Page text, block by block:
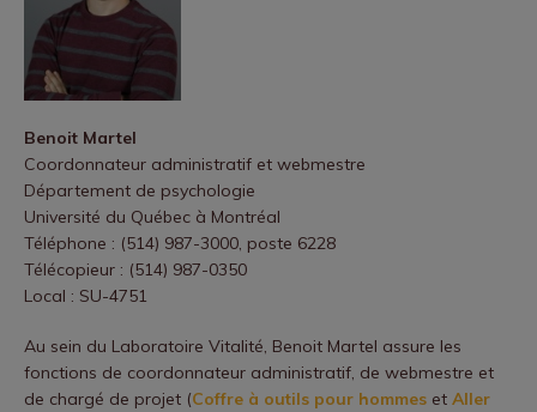
Benoit Martel
Coordonnateur administratif et webmestre
Département de psychologie
Université du Québec à Montréal
Téléphone : (514) 987-3000, poste 6228
Télécopieur : (514) 987-0350
Local : SU-4751
Au sein du Laboratoire Vitalité, Benoit Martel assure les
fonctions de coordonnateur administratif, de webmestre et
de chargé de projet (Coffre à outils pour hommes et Aller